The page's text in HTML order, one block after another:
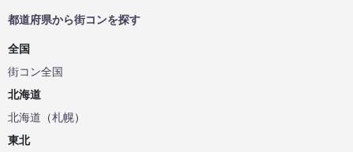
都道府県から街コンを探す
全国
街コン全国
北海道
北海道 （札幌）
東北